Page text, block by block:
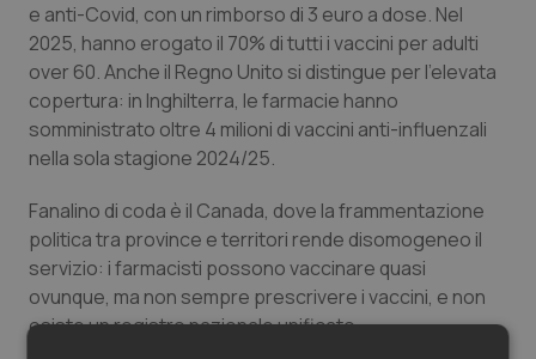
Tumore al seno
Tumore ovarico
Tumori del Polmone & Testa Collo
Tumori gastrointestinali
Ulcera & Reflusso
e anti-Covid, con un rimborso di 3 euro a dose. Nel
2025, hanno erogato il 70% di tutti i vaccini per adulti
over 60. Anche il Regno Unito si distingue per l’elevata
copertura: in Inghilterra, le farmacie hanno
somministrato oltre 4 milioni di vaccini anti-influenzali
nella sola stagione 2024/25.
Fanalino di coda è il Canada, dove la frammentazione
politica tra province e territori rende disomogeneo il
servizio: i farmacisti possono vaccinare quasi
ovunque, ma non sempre prescrivere i vaccini, e non
esiste un registro nazionale unificato.